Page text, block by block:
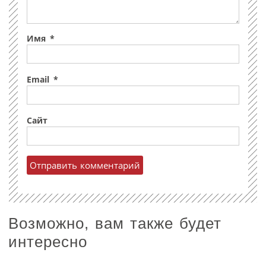
Имя *
Email *
Сайт
Возможно, вам также будет
интересно